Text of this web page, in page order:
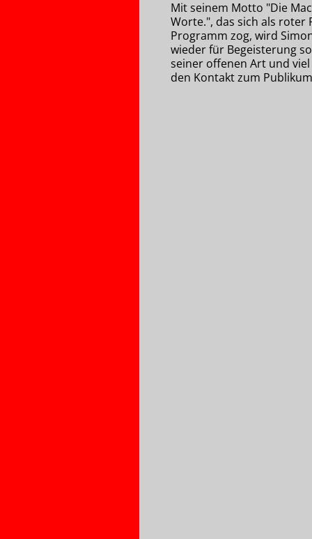
Mit seinem Motto "Die
Worte.", das sich als roter
Programm zog, wird
wieder für Begeisterung
seiner offenen Art und
den Kontakt zum